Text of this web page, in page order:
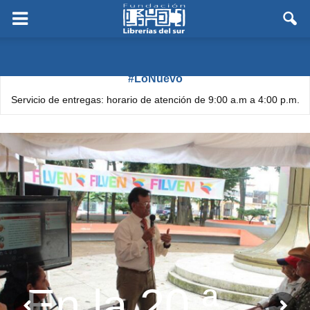
#LoNuevo
Servicio de entregas: horario de atención de 9:00 a.m a 4:00 p.m.